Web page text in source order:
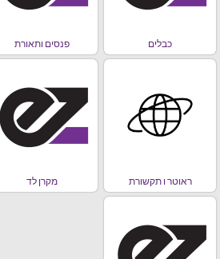
כבלים פנסים ותאורת
ראוטר ו תקשורת מקרן לד